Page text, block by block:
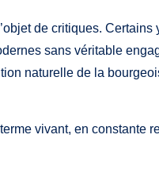
de critiques. Certains
sans véritable
naturelle de la
vivant, en constante